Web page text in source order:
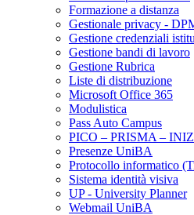
Formazione a distanza
Gestionale privacy -
Gestione credenziali
Gestione bandi di lavoro
Gestione Rubrica
Liste di distribuzione
Microsoft Office 365
Modulistica
Pass Auto Campus
PICO – PRISMA –
Presenze UniBA
Protocollo informatico
Sistema identità visiva
UP - University Planner
Webmail UniBA